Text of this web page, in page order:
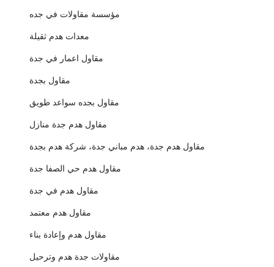
مؤسسة مقاولات في جده
معدات هدم ثقيلة
مقاول اعمار في جدة
مقاول بجدة
مقاول بجده سواعد طويق
مقاول هدم جدة منازل
مقاول هدم جدة، هدم مباني جدة، شركة هدم بجدة
مقاول هدم حي الصفا جدة
مقاول هدم في جدة
مقاول هدم معتمد
مقاول هدم وإعادة بناء
مقاولات جدة هدم وترحيل